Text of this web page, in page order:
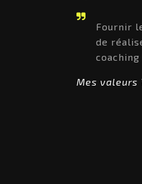
Fournir
de
coaching
Mes valeurs